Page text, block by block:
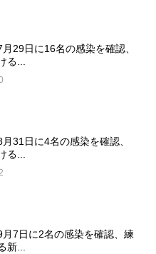
月29日に16名の感染を確認、
る...
月31日に4名の感染を確認、
る...
月7日に2名の感染を確認、練
新...